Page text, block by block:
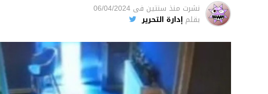
نشرت منذ سنتين فى 06/04/2024
بقلم إدارة التحرير